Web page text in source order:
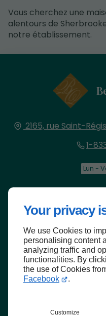
Your privacy
We use Cookies to
personalising content
analyzing traffic and
functionalities. By
the use of Cookies
Facebook
.
Customize
Vous cherchez une
alentours de
notre établissement.
2165, rue Saint-Régis
1-
Lun -
Politique de